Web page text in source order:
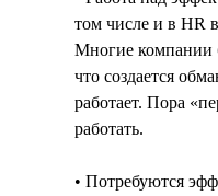
том числе и в HR
Многие компании
что создается
работает. Пора
работать.
• Потребуются